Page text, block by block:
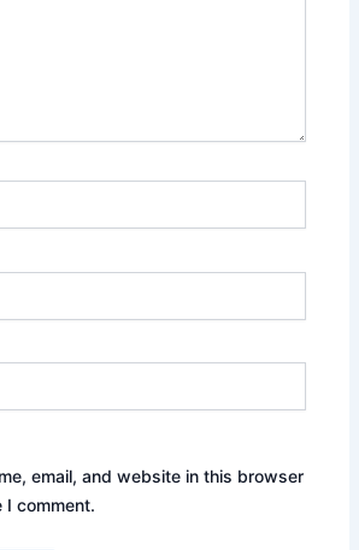
email, and website in this browser
I comment.